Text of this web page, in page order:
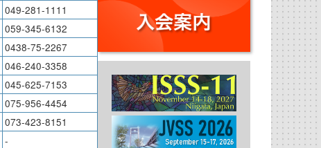
049-281-1111
059-345-6132
0438-75-2267
046-240-3358
045-625-7153
075-956-4454
073-423-8151
-